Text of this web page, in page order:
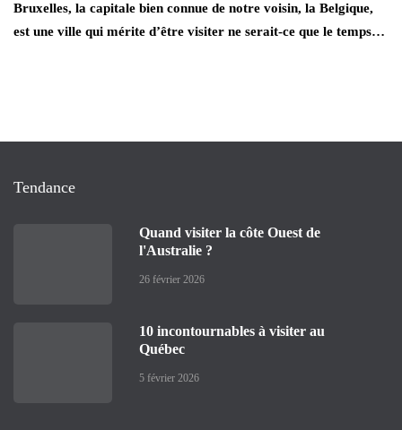
Bruxelles, la capitale bien connue de notre voisin, la Belgique,
est une ville qui mérite d’être visiter ne serait-ce que le temps…
Tendance
Quand visiter la côte Ouest de
l'Australie ?
26 février 2026
10 incontournables à visiter au
Québec
5 février 2026